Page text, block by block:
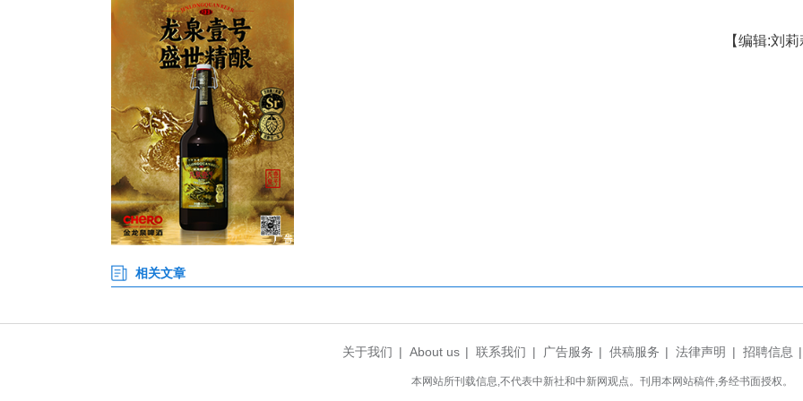
农村常住家庭；全县通双车道行政村达194个，通达率75.48%；建成无害化
88.45%，卫生厕所52524座、普及率达94.43%，建设污水处理设施310个，农村基
的飞跃。
在歇马镇，管网改造、线路规整、停车场新建等工程落地见效，老旧镇区焕发新
环境怡人。歇马镇党委副书记、镇长陈磊介绍，该镇围绕“提升完善功能、统一集镇
全力推进“功能镇区”建设。未来将推进功能镇区再提档、和美乡村再扩面，建设集
院”1000户。
保康县人民政府副县长杜程飞表示，未来该县将全力推进80.5公里美丽路网精品